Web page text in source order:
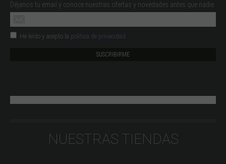
Déjanos tu email y conoce nuestras ofertas y novedades antes que nadie.
He leído y acepto la política de privacidad
NUESTRAS TIENDAS